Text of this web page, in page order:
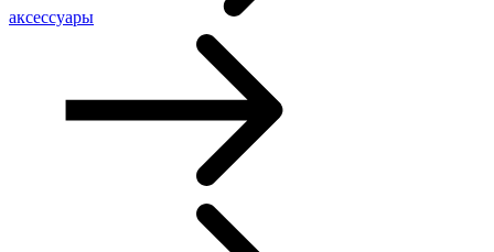
аксессуары